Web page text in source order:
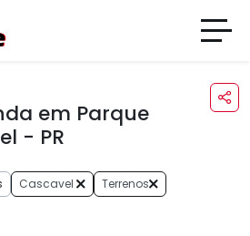
em Parque
- PR
Cascavel
Terrenos